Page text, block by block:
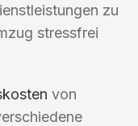
zu
stressfrei
von